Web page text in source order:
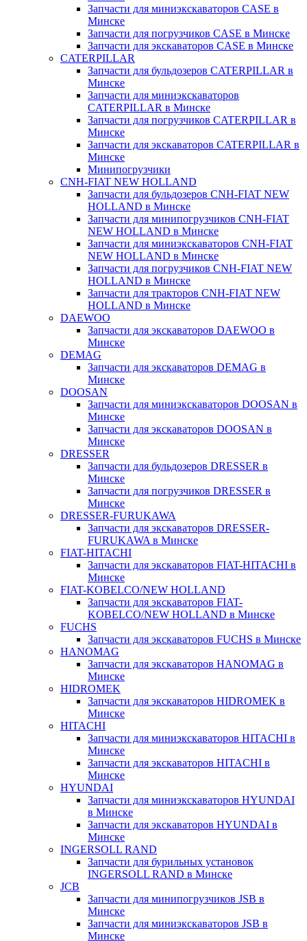
Запчасти для миниэкскаваторов CASE в
Минске
Запчасти для погрузчиков CASE в Минске
Запчасти для экскаваторов CASE в Минске
CATERPILLAR
Запчасти для бульдозеров CATERPILLAR в
Минске
Запчасти для миниэкскаваторов
CATERPILLAR в Минске
Запчасти для погрузчиков CATERPILLAR в
Минске
Запчасти для экскаваторов CATERPILLAR в
Минскe
Минипогрузчики
CNH-FIAT NEW HOLLAND
Запчасти для бульдозеров CNH-FIAT NEW
HOLLAND в Минске
Запчасти для минипогрузчиков CNH-FIAT
NEW HOLLAND в Минске
Запчасти для миниэкскаваторов CNH-FIAT
NEW HOLLAND в Минске
Запчасти для погрузчиков CNH-FIAT NEW
HOLLAND в Минске
Запчасти для тракторов CNH-FIAT NEW
HOLLAND в Минске
DAEWOO
Запчасти для экскаваторов DAEWOO в
Минске
DEMAG
Запчасти для экскаваторов DEMAG в
Минске
DOOSAN
Запчасти для миниэкскаваторов DOOSAN в
Минске
Запчасти для экскаваторов DOOSAN в
Минске
DRESSER
Запчасти для бульдозеров DRESSER в
Минске
Запчасти для погрузчиков DRESSER в
Минске
DRESSER-FURUKAWA
Запчасти для экскаваторов DRESSER-
FURUKAWA в Минске
FIAT-HITACHI
Запчасти для экскаваторов FIAT-HITACHI в
Минске
FIAT-KOBELCO/NEW HOLLAND
Запчасти для экскаваторов FIAT-
KOBELCO/NEW HOLLAND в Минске
FUCHS
Запчасти для экскаваторов FUCHS в Минске
HANOMAG
Запчасти для экскаваторов HANOMAG в
Минске
HIDROMEK
Запчасти для экскаваторов HIDROMEK в
Минске
HITACHI
Запчасти для миниэкскаваторов HITACHI в
Минске
Запчасти для экскаваторов HITACHI в
Минске
HYUNDAI
Запчасти для миниэкскаваторов HYUNDAI
в Минске
Запчасти для экскаваторов HYUNDAI в
Минске
INGERSOLL RAND
Запчасти для бурильных установок
INGERSOLL RAND в Минске
JCB
Запчасти для минипогрузчиков JSB в
Минске
Запчасти для миниэкскаваторов JSB в
Минске